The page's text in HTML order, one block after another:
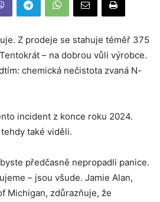
Z prodeje se stahuje téměř 375
– na dobrou vůli výrobce.
chemická nečistota zvaná N-
incident z konce roku 2024.
také viděli.
předčasně nepropadli panice.
– jsou všude. Jamie Alan,
Michigan, zdůrazňuje, že